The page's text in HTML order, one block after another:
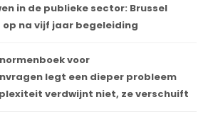
in de publieke sector: Brussel
na vijf jaar begeleiding
normenboek voor
legt een dieper probleem
verdwijnt niet, ze verschuift